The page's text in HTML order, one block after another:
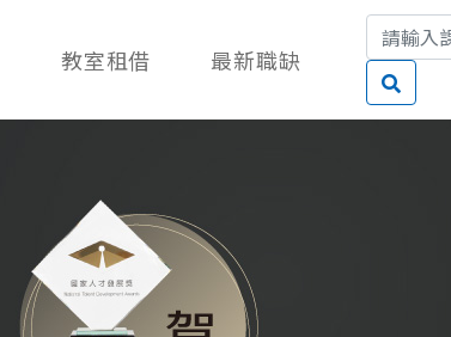
教室租借 最新職缺